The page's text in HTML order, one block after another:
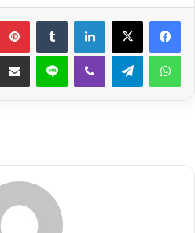
لينكدإن
واتساب تيلقرام ڤايبر لاين